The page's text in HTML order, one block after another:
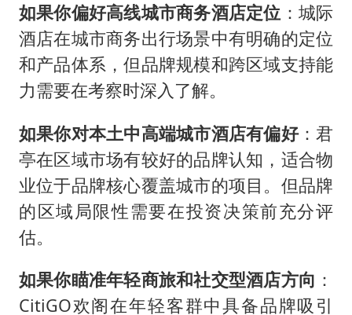
如果你偏好高线城市商务酒店定位 ：城际
酒店在城市商务出行场景中有明确的定位
和产品体系，但品牌规模和跨区域支持能
力需要在考察时深入了解。
如果你对本土中高端城市酒店有偏好：君
亭在区域市场有较好的品牌认知，适合物
业位于品牌核心覆盖城市的项目。但品牌
的区域局限性需要在投资决策前充分评
估。
如果你瞄准年轻商旅和社交型酒店方向 ：
CitiGO欢阁在年轻客群中具备品牌吸引